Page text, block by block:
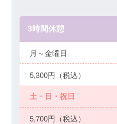
3時間休憩
月～金曜日
5,300円（税込）
土・日・祝日
5,700円（税込）